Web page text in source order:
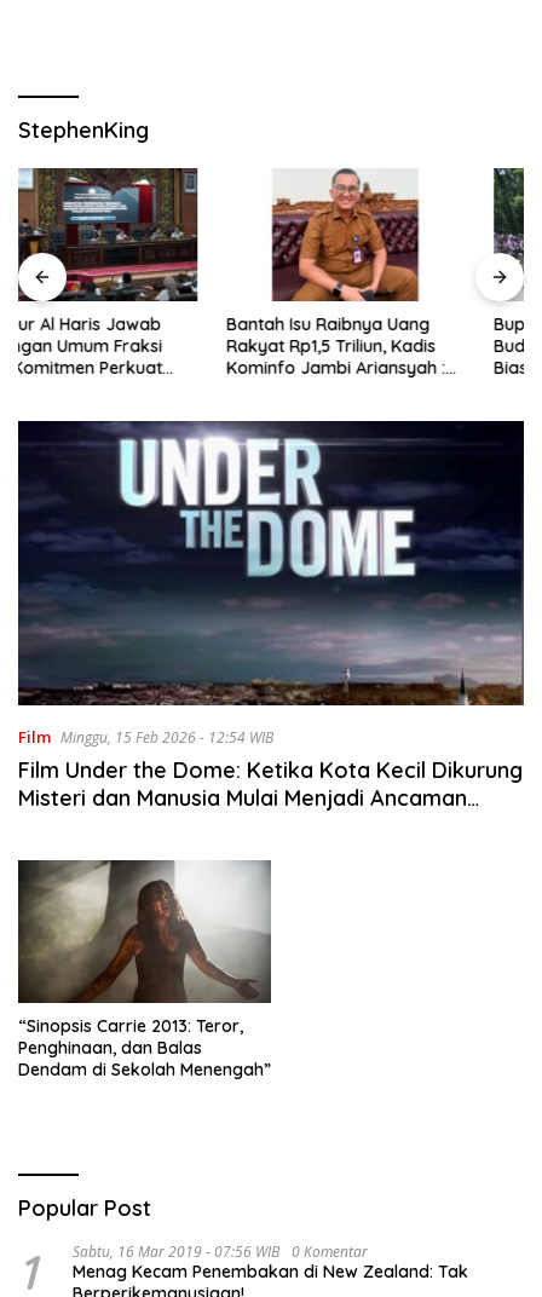
StephenKing
Bantah Isu Raibnya Uang
Rakyat Rp1,5 Triliun, Kadis
Kominfo Jambi Ariansyah :
Sejak 2002
Bupati Merangin: Kirab
Budaya Nasional PKJM Luar
Biasa
Film Minggu, 15 Feb 2026 - 12:54 WIB
Film Under the Dome: Ketika Kota Kecil Dikurung
Misteri dan Manusia Mulai Menjadi Ancaman
“Sinopsis Carrie 2013: Teror,
Penghinaan, dan Balas
Dendam di Sekolah Menengah”
Popular Post
1 Sabtu, 16 Mar 2019 - 07:56 WIB 0 Komentar
Menag Kecam Penembakan di New Zealand: Tak